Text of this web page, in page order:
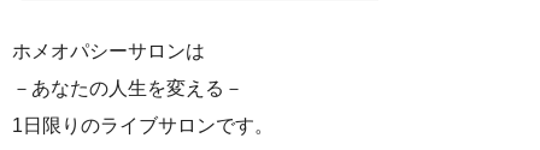
ホメオパシーサロンは
－あなたの人生を変える－
1日限りのライブサロンです。